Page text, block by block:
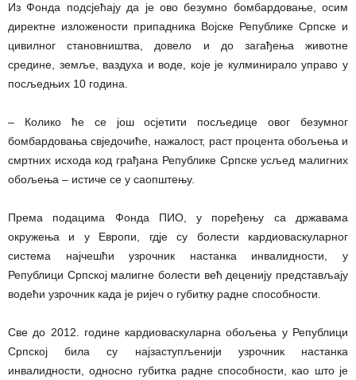
Из Фонда подсјећају да је ово безумно бомбардовање, осим
директне изложености припадника Војске Републике Српске и
цивилног становништва, довело и до загађења животне
средине, земље, ваздуха и воде, које је кулминирало управо у
посљедњих 10 година.
– Колико ће се још осјетити посљедице овог безумног
бомбардовања свједочиће, нажалост, раст процента обољења и
смртних исхода код грађана Републике Српске усљед малигних
обољења – истиче се у саопштењу.
Према подацима Фонда ПИО, у поређењу са државама
окружења и у Европи, гдје су болести кардиоваскуларног
система најчешћи узрочник настанка инвалидности, у
Републици Српској малигне болести већ деценију представљају
водећи узрочник када је ријеч о губитку радне способности.
Све до 2012. године кардиоваскуларна обољења у Републици
Српској била су најзаступљенији узрочник настанка
инвалидности, односно губитка радне способности, као што је